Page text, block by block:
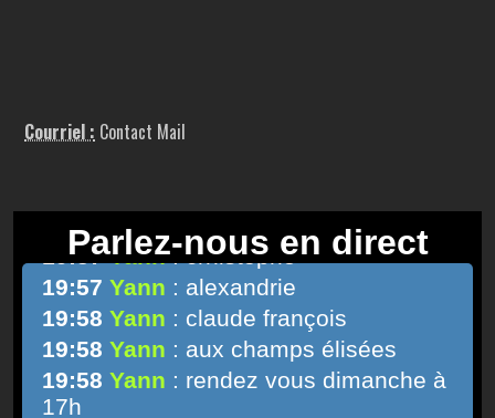
Courriel : Contact Mail